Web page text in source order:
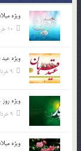
ویژه
10 خرداد 05
ویژه عید
9 خرداد 05
ویژه روز
9 خرداد 05
ویژه